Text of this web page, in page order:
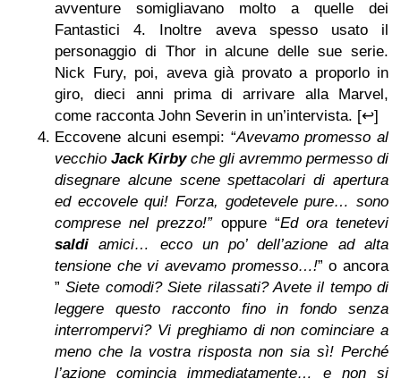
avventure somigliavano molto a quelle dei
Fantastici 4. Inoltre aveva spesso usato il
personaggio di Thor in alcune delle sue serie.
Nick Fury, poi, aveva già provato a proporlo in
giro, dieci anni prima di arrivare alla Marvel,
come racconta John Severin in un’intervista. [↩]
Eccovene alcuni esempi: “Avevamo promesso al
vecchio Jack Kirbyche gli avremmo permesso di
disegnare alcune scene spettacolari di apertura
ed eccovele qui! Forza, godetevele pure… sono
comprese nel prezzo!” oppure “Ed ora tenetevi
saldi amici… ecco un po’ dell’azione ad alta
tensione che vi avevamo promesso…!” o ancora
”Siete comodi? Siete rilassati? Avete il tempo di
leggere questo racconto fino in fondo senza
interrompervi? Vi preghiamo di non cominciare a
meno che la vostra risposta non sia sì! Perché
l’azione comincia immediatamente… e non si